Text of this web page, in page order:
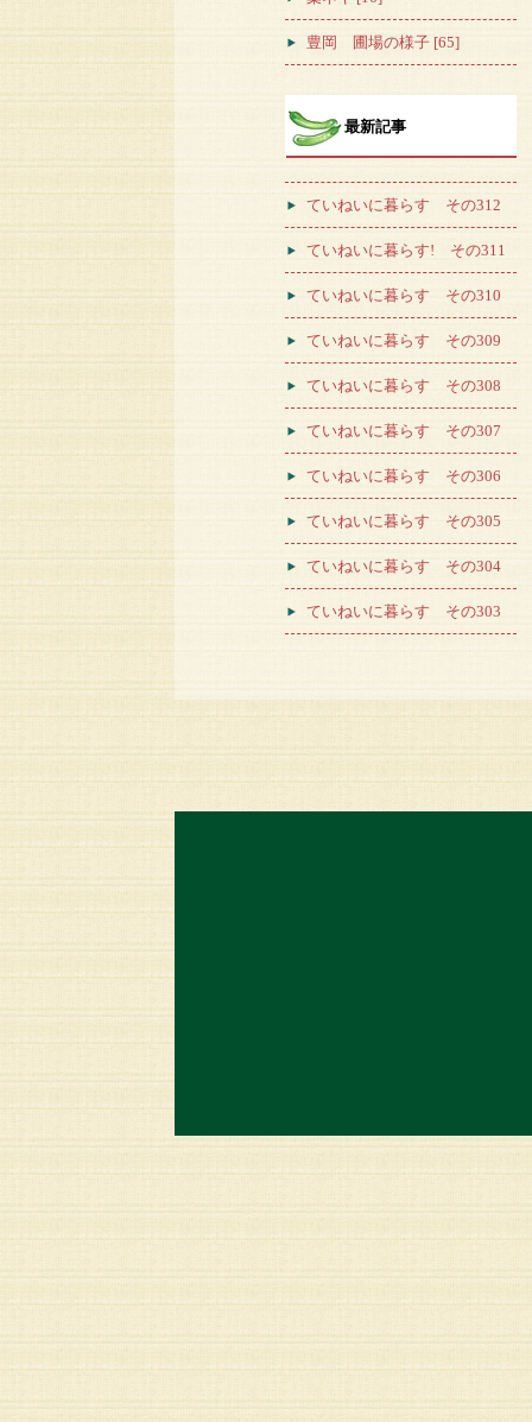
豊岡 圃場の様子 [65]
最新記事
ていねいに暮らす その312
ていねいに暮らす! その311
ていねいに暮らす その310
ていねいに暮らす その309
ていねいに暮らす その308
ていねいに暮らす その307
ていねいに暮らす その306
ていねいに暮らす その305
ていねいに暮らす その304
ていねいに暮らす その303